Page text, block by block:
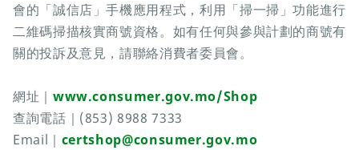
會的「誠信店」手機應用程式，利用「掃一掃」功能進行
二維碼掃描核實商號資格。如有任何與參與計劃的商號有
關的投訴及意見，請聯絡消費者委員會。
網址｜ www.consumer.gov.mo/Shop
查詢電話｜(853) 8988 7333
Email｜ certshop@consumer.gov.mo